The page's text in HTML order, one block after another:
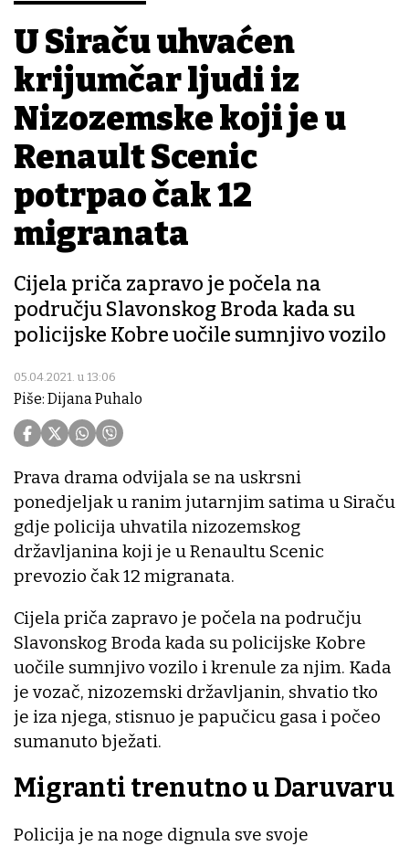
U Siraču uhvaćen
krijumčar ljudi iz
Nizozemske koji je u
Renault Scenic
potrpao čak 12
migranata
Cijela priča zapravo je počela na
području Slavonskog Broda kada su
policijske Kobre uočile sumnjivo vozilo
05.04.2021. u 13:06
Piše: Dijana Puhalo
Prava drama odvijala se na uskrsni
ponedjeljak u ranim jutarnjim satima u Siraču
gdje policija uhvatila nizozemskog
državljanina koji je u Renaultu Scenic
prevozio čak 12 migranata.
Cijela priča zapravo je počela na području
Slavonskog Broda kada su policijske Kobre
uočile sumnjivo vozilo i krenule za njim. Kada
je vozač, nizozemski državljanin, shvatio tko
je iza njega, stisnuo je papučicu gasa i počeo
sumanuto bježati.
Migranti trenutno u Daruvaru
Policija je na noge dignula sve svoje